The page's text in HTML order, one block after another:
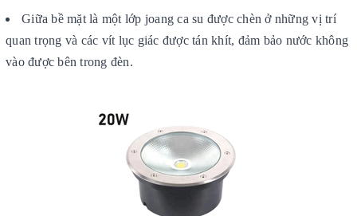
Giữa bề mặt là một lớp joang ca su được chèn ở những vị trí
quan trọng và các vít lục giác được tán khít, đảm bảo nước không
vào được bên trong đèn.